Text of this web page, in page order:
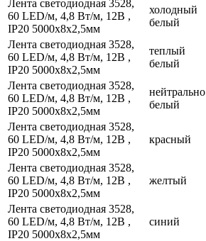
Лента светодиодная 3528,
60 LED/м, 4,8 Вт/м, 12В ,
IP20 5000х8х2,5мм
холодный
белый
Лента светодиодная 3528,
60 LED/м, 4,8 Вт/м, 12В ,
IP20 5000х8х2,5мм
теплый
белый
Лента светодиодная 3528,
60 LED/м, 4,8 Вт/м, 12В ,
IP20 5000х8х2,5мм
нейтрально
белый
Лента светодиодная 3528,
60 LED/м, 4,8 Вт/м, 12В ,
IP20 5000х8х2,5мм
красный
Лента светодиодная 3528,
60 LED/м, 4,8 Вт/м, 12В ,
IP20 5000х8х2,5мм
желтый
Лента светодиодная 3528,
60 LED/м, 4,8 Вт/м, 12В ,
IP20 5000х8х2,5мм
синий